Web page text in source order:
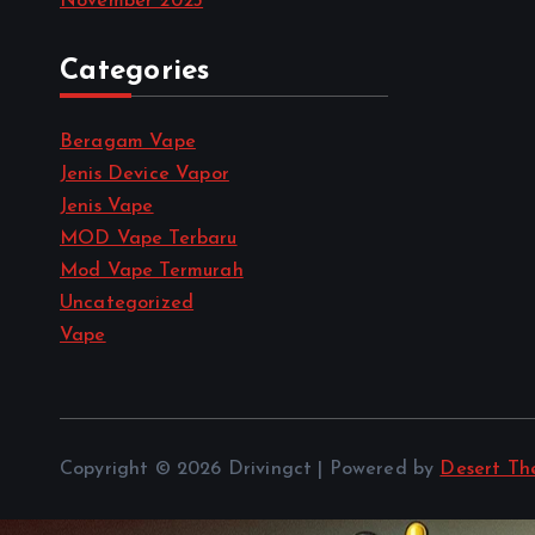
Categories
Beragam Vape
Jenis Device Vapor
Jenis Vape
MOD Vape Terbaru
Mod Vape Termurah
Uncategorized
Vape
Copyright © 2026 Drivingct | Powered by Desert